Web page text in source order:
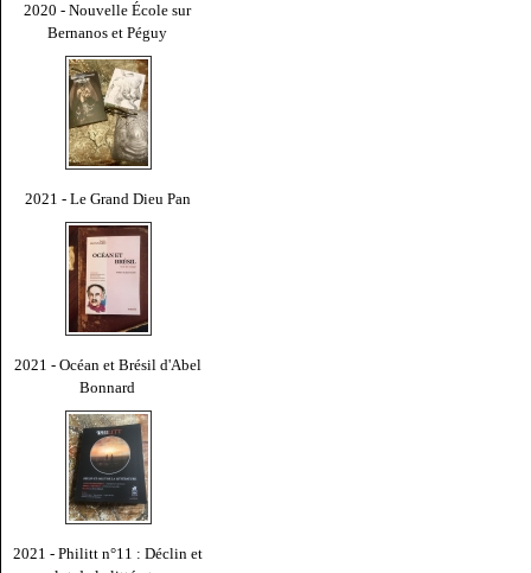
2020 - Nouvelle École sur
Bernanos et Péguy
2021 - Le Grand Dieu Pan
2021 - Océan et Brésil d'Abel
Bonnard
2021 - Philitt n°11 : Déclin et